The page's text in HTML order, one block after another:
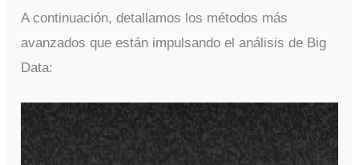
A continuación, detallamos los métodos más
avanzados que están impulsando el análisis de Big
Data: